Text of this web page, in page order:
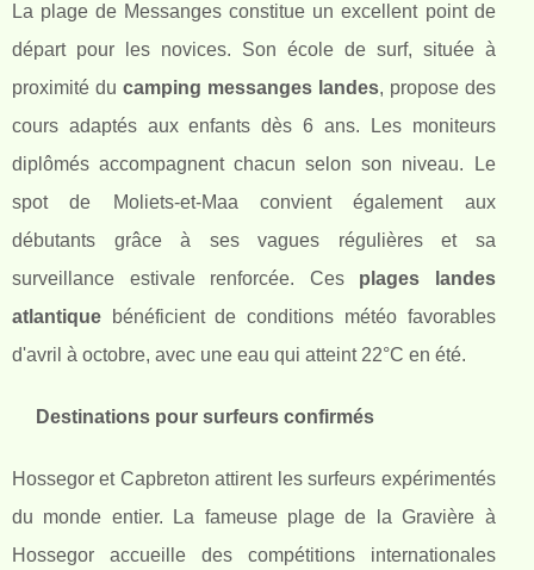
La plage de Messanges constitue un excellent point de
départ pour les novices. Son école de surf, située à
proximité du camping messanges landes, propose des
cours adaptés aux enfants dès 6 ans. Les moniteurs
diplômés accompagnent chacun selon son niveau. Le
spot de Moliets-et-Maa convient également aux
débutants grâce à ses vagues régulières et sa
surveillance estivale renforcée. Ces plages landes
atlantique bénéficient de conditions météo favorables
d'avril à octobre, avec une eau qui atteint 22°C en été.
Destinations pour surfeurs confirmés
Hossegor et Capbreton attirent les surfeurs expérimentés
du monde entier. La fameuse plage de la Gravière à
Hossegor accueille des compétitions internationales